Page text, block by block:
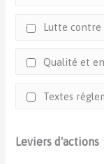
Lutte contre
Qualité et
Textes
Leviers d'actions